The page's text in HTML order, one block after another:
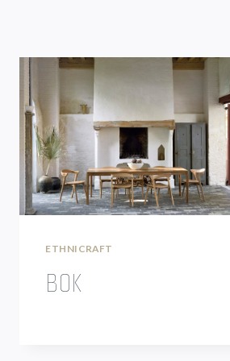
ETHNICRAFT
BOK